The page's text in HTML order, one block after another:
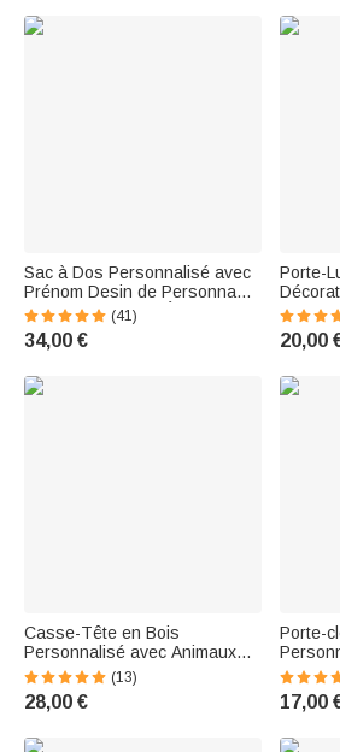
Sac à Dos Personnalisé avec
Prénom Desin de Personnage
pour Enfant Sac d'École
Imperméable Polyvalent de
Grand Capacité Cadeau
(41)
34,00 €
Porte-
Nom
Soleil
de
20,00
Casse-Tête en Bois
Personnalisé avec Animaux
pour les Tout-Petits Cadeau
de Chambre d'Enfant Bébé
(13)
28,00 €
Porte-
pour
17,00